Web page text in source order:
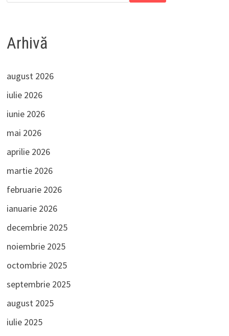
Arhivă
august 2026
iulie 2026
iunie 2026
mai 2026
aprilie 2026
martie 2026
februarie 2026
ianuarie 2026
decembrie 2025
noiembrie 2025
octombrie 2025
septembrie 2025
august 2025
iulie 2025